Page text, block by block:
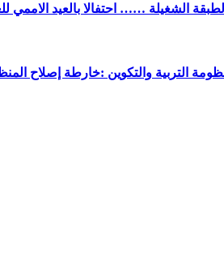
الشغيلة …… احتفالا بالعيد الاممي
التربية والتكوين :خارطة إصلاح